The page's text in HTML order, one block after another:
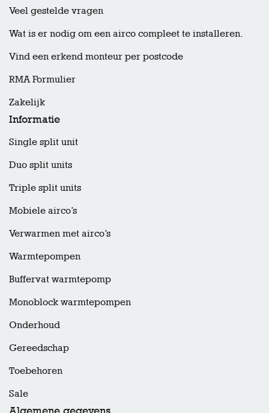
Veel gestelde vragen
Wat is er nodig om een airco compleet te installeren.
Vind een erkend monteur per postcode
RMA Formulier
Zakelijk
Informatie
Single split unit
Duo split units
Triple split units
Mobiele airco’s
Verwarmen met airco’s
Warmtepompen
Buffervat warmtepomp
Monoblock warmtepompen
Onderhoud
Gereedschap
Toebehoren
Sale
Algemene gegevens